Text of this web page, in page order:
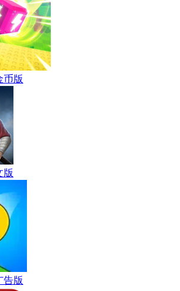
币版
版
告版